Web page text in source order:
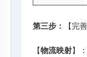
第三步： 【完
【物流映射】：